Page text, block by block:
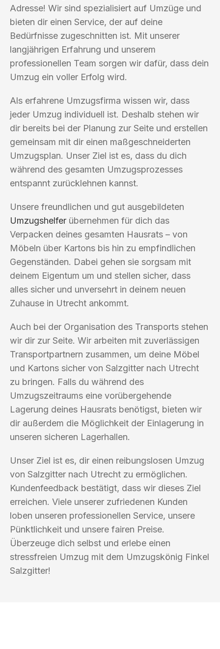
Adresse! Wir sind spezialisiert auf Umzüge und
bieten dir einen Service, der auf deine
Bedürfnisse zugeschnitten ist. Mit unserer
langjährigen Erfahrung und unserem
professionellen Team sorgen wir dafür, dass dein
Umzug ein voller Erfolg wird.
Als erfahrene Umzugsfirma wissen wir, dass
jeder Umzug individuell ist. Deshalb stehen wir
dir bereits bei der Planung zur Seite und erstellen
gemeinsam mit dir einen maßgeschneiderten
Umzugsplan. Unser Ziel ist es, dass du dich
während des gesamten Umzugsprozesses
entspannt zurücklehnen kannst.
Unsere freundlichen und gut ausgebildeten
Umzugshelfer übernehmen für dich das
Verpacken deines gesamten Hausrats – von
Möbeln über Kartons bis hin zu empfindlichen
Gegenständen. Dabei gehen sie sorgsam mit
deinem Eigentum um und stellen sicher, dass
alles sicher und unversehrt in deinem neuen
Zuhause in Utrecht ankommt.
Auch bei der Organisation des Transports stehen
wir dir zur Seite. Wir arbeiten mit zuverlässigen
Transportpartnern zusammen, um deine Möbel
und Kartons sicher von Salzgitter nach Utrecht
zu bringen. Falls du während des
Umzugszeitraums eine vorübergehende
Lagerung deines Hausrats benötigst, bieten wir
dir außerdem die Möglichkeit der Einlagerung in
unseren sicheren Lagerhallen.
Unser Ziel ist es, dir einen reibungslosen Umzug
von Salzgitter nach Utrecht zu ermöglichen.
Kundenfeedback bestätigt, dass wir dieses Ziel
erreichen. Viele unserer zufriedenen Kunden
loben unseren professionellen Service, unsere
Pünktlichkeit und unsere fairen Preise.
Überzeuge dich selbst und erlebe einen
stressfreien Umzug mit dem Umzugskönig Finkel
Salzgitter!